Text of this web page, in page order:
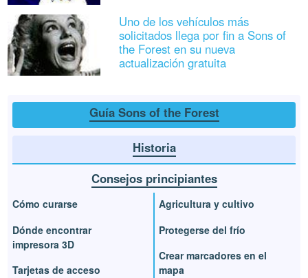
Uno de los vehículos más
solicitados llega por fin a Sons of
the Forest en su nueva
actualización gratuita
Guía Sons of the Forest
Historia
Consejos principiantes
Cómo curarse
Dónde encontrar
impresora 3D
Tarjetas de acceso
Agricultura y cultivo
Protegerse del frío
Crear marcadores en el
mapa